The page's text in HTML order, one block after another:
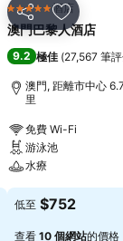
分享 放到收藏
5 星級 酒店
澳門巴黎人酒店
9.2 極佳 (27,567 筆
澳門, 距離市中心
里
免費 Wi-Fi
游泳池
水療
低至 $752
查看 10 個網站的價格